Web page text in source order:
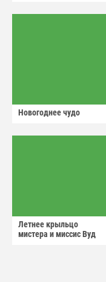
Новогоднее чудо
Летнее крыльцо
мистера и миссис Вуд